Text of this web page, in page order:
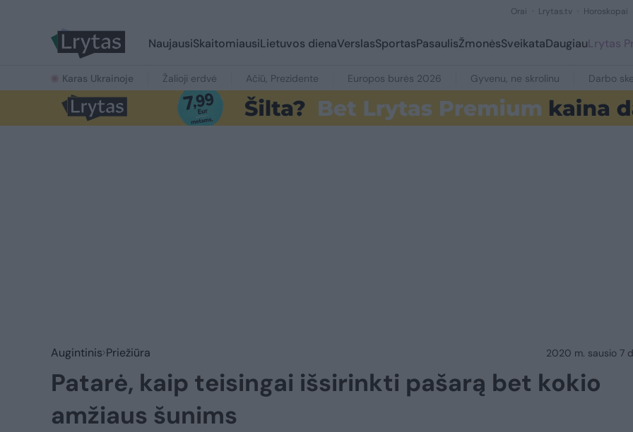
Orai Lrytas.tv Horoskopai
NaujausiSkaitomiausiLietuvos dienaVerslasSportasPasaulisŽmonėsSveikataDaugiauLrytas
Karas Ukrainoje Žalioji erdvė Ačiū, Prezidente Europos burės 2026 Gyvenu, ne skrolinu Darbo
Augintinis Priežiūra 2020 m. sausio 7
Patarė, kaip teisingai išsirinkti pašarą bet kokio
amžiaus šunims